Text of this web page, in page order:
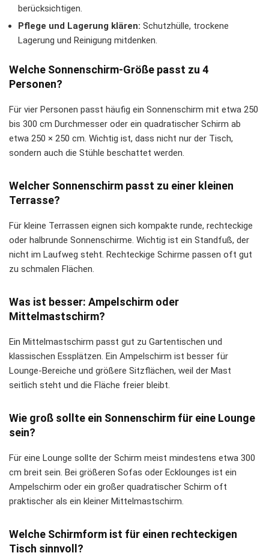
berücksichtigen.
Pflege und Lagerung klären: Schutzhülle, trockene
Lagerung und Reinigung mitdenken.
Welche Sonnenschirm-Größe passt zu 4
Personen?
Für vier Personen passt häufig ein Sonnenschirm mit etwa 250
bis 300 cm Durchmesser oder ein quadratischer Schirm ab
etwa 250 × 250 cm. Wichtig ist, dass nicht nur der Tisch,
sondern auch die Stühle beschattet werden.
Welcher Sonnenschirm passt zu einer kleinen
Terrasse?
Für kleine Terrassen eignen sich kompakte runde, rechteckige
oder halbrunde Sonnenschirme. Wichtig ist ein Standfuß, der
nicht im Laufweg steht. Rechteckige Schirme passen oft gut
zu schmalen Flächen.
Was ist besser: Ampelschirm oder
Mittelmastschirm?
Ein Mittelmastschirm passt gut zu Gartentischen und
klassischen Essplätzen. Ein Ampelschirm ist besser für
Lounge-Bereiche und größere Sitzflächen, weil der Mast
seitlich steht und die Fläche freier bleibt.
Wie groß sollte ein Sonnenschirm für eine Lounge
sein?
Für eine Lounge sollte der Schirm meist mindestens etwa 300
cm breit sein. Bei größeren Sofas oder Ecklounges ist ein
Ampelschirm oder ein großer quadratischer Schirm oft
praktischer als ein kleiner Mittelmastschirm.
Welche Schirmform ist für einen rechteckigen
Tisch sinnvoll?